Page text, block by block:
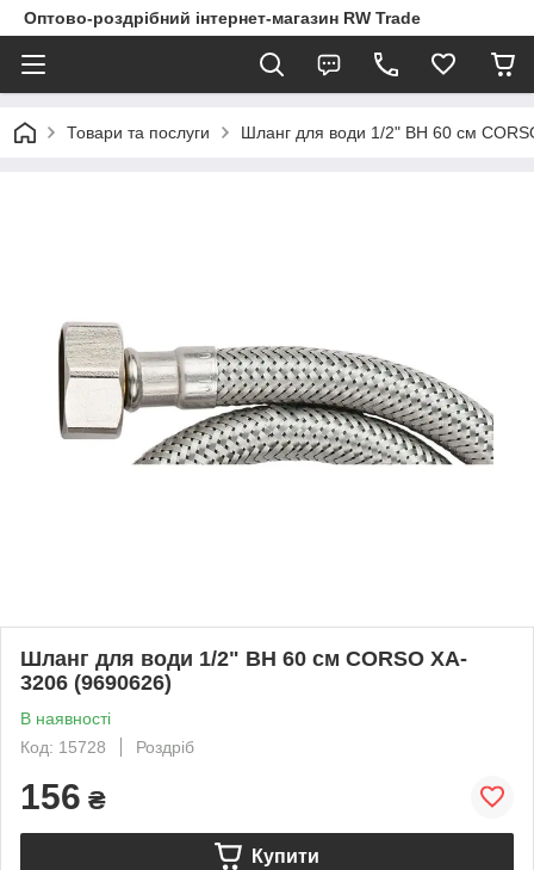
Оптово-роздрібний інтернет-магазин RW Trade
Товари та послуги Шланг для води 1/2" ВН 60 см
Шланг для води 1/2" ВН 60 см CORSO XA-
3206 (9690626)
В наявності
Код: 15728
Роздріб
156 ₴
Купити